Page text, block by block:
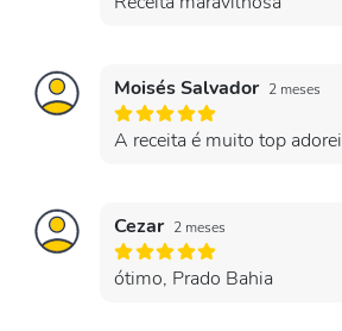
Moisés Salvador 2 meses
A receita é muito top adorei
Cezar 2 meses
ótimo, Prado Bahia